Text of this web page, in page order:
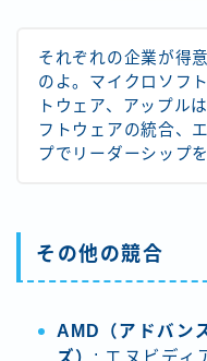
それぞれの企業が得
のよ。マイクロソフ
トウェア、アップル
フトウェアの統合、
プでリーダーシップ
その他の競合
AMD（アドバン